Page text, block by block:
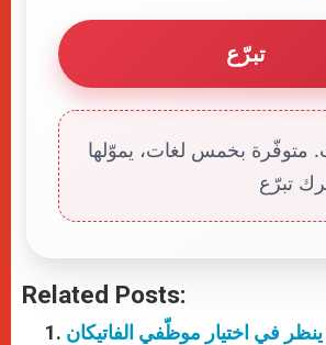
تبرّع
متوفّرة بخمس لغات، يموّلها
تبرّع
Related Posts:
في اختيار موظّفي الفاتيكان